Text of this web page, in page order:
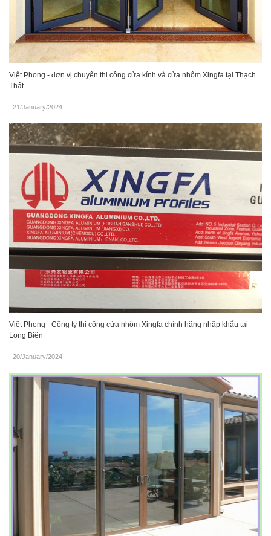
Việt Phong - đơn vị chuyên thi công cửa kính và cửa nhôm Xingfa tại Thạch
Thất
21/January/2024
Việt Phong - Công ty thi công cửa nhôm Xingfa chính hãng nhập khẩu tại
Long Biên
20/January/2024